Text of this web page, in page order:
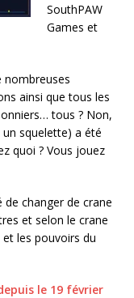
SouthPAW
Games et
nombreuses
ainsi que tous les
tous ? Non,
un squelette) a été
quoi ? Vous jouez
de changer de crane
et selon le crane
les pouvoirs du
le 19 février